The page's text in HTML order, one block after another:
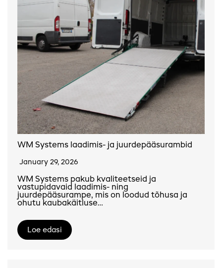
WM Systems laadimis- ja juurdepääsurambid
January 29, 2026
WM Systems pakub kvaliteetseid ja
vastupidavaid laadimis- ning
juurdepääsurampe, mis on loodud tõhusa ja
ohutu kaubakäitluse…
Loe edasi